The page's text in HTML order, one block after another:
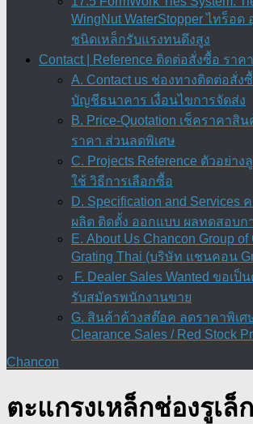
WingNut WaterStopper ไทร็อ
ชนิดเหล็กรับแรงทนดึงสูง
Contact | Reference ติดต่อสั่งซื้อ ราค
A. Contact us ช่องทางติดต่อสั่
บัญชีธนาคาร เงื่อนไขการจัดส่ง
B. Price-Quotation เช็คราคาสิ
ราคา ส่วนลดพิเศษ
C. Projects Reference ตัวอย่า
ใช้ วิธีการเลือกซื้อ
D. Specification and Services
ผลิต ติดตั้ง ออกแบบ ผลทดสอบก
E. About Us Chancon Group of
Grating Thai (บริษัท แชนคอน
F. Dealer Sales Wanted ขอเ
รับสมัครพนักงานขาย
G. สินค้าค้างสต๊อค ลดราคาพิเศ
Clearance Sales / Red Stock
Chancon
ตะแกรงเหล็กช่องรูเล็